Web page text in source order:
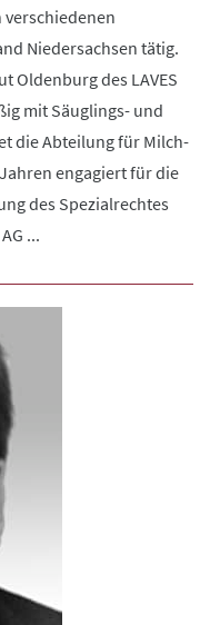
Niedersachsen tätig.
Oldenburg des LAVES
mit Säuglings- und
die Abteilung für Milch-
engagiert für die
des Spezialrechtes
...